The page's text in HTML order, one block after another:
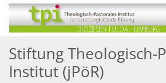
Zum Inhalt springen
Stiftung Theologisch-
Institut (jPöR)